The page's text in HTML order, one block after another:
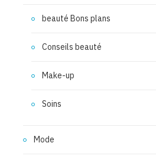
beauté Bons plans
Conseils beauté
Make-up
Soins
Mode